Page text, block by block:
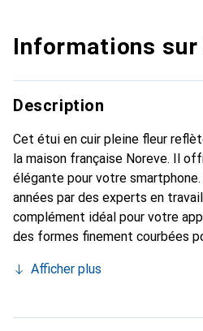
Informations
Description
Cet étui en cuir pleine fleur
la maison française Noreve. Il
élégante pour votre
années par des experts en
complément idéal pour votre
des formes finement courbées
smartphone. La marque Noreve
constitue toujours un bon choix
Afficher plus